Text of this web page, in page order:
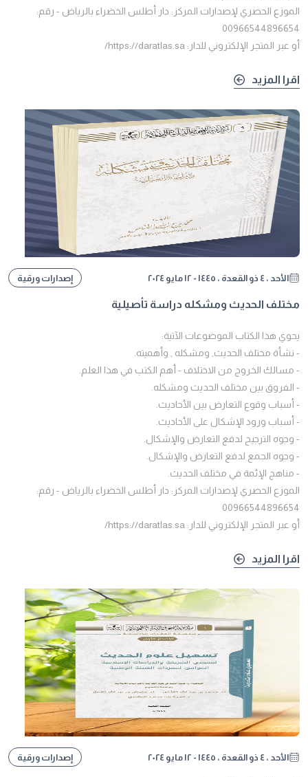
الموزع الحصري لإصدارات المركز: دار أطلس الخضراء بالرياض - رقم:
00966544896654
أو عبر المتجر الإلكتروني للدار: https://daratlas.sa/
اقرا المزيد
الأحد ، ٤ ذو القعدة ، ١٤٤٥ - ١٢ مايو ٢٠٢٤ إصدارات ورقية
مختلف الحديث ومشكله دراسة تأصيلية
يحوي هذا الكتاب الموضوعات الآتية:
- نشأة مختلف الحديث, ومشكله , وأهميته.
- مسالك الخروج من الاختلاف - أهم الكتب في هذا العلم.
- الفروق بين مختلف الحديث ومشكله.
- أسباب وقوع التعارض بين الأحاديث.
- أسباب ورود الإشكال على الأحاديث.
- وجوه الترجيح لدفع التعارض والإشكال.
- وجوه الجمع لدفع التعارض والإشكال.
- مناهج الإئمة في مختلف الحديث.
الموزع الحصري لإصدارات المركز: دار أطلس الخضراء بالرياض - رقم:
00966544896654
أو عبر المتجر الإلكتروني للدار: https://daratlas.sa/
اقرا المزيد
الأحد ، ٤ ذو القعدة ، ١٤٤٥ - ١٢ مايو ٢٠٢٤ إصدارات ورقية